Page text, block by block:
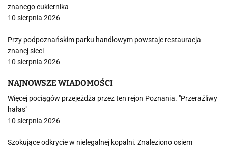
znanego cukiernika
10 sierpnia 2026
Przy podpoznańskim parku handlowym powstaje restauracja
znanej sieci
10 sierpnia 2026
NAJNOWSZE WIADOMOŚCI
Więcej pociągów przejeżdża przez ten rejon Poznania. "Przeraźliwy
hałas"
10 sierpnia 2026
Szokujące odkrycie w nielegalnej kopalni. Znaleziono osiem